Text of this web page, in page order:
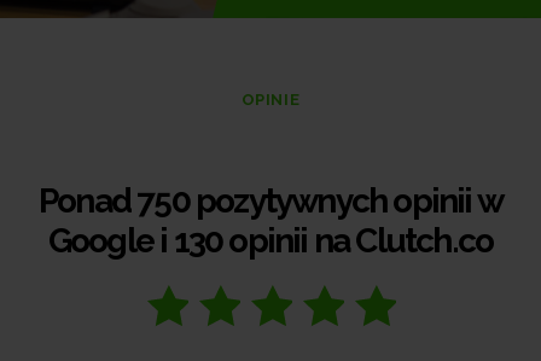
OPINIE
Ponad 750 pozytywnych opinii w
Google i 130 opinii na Clutch.co